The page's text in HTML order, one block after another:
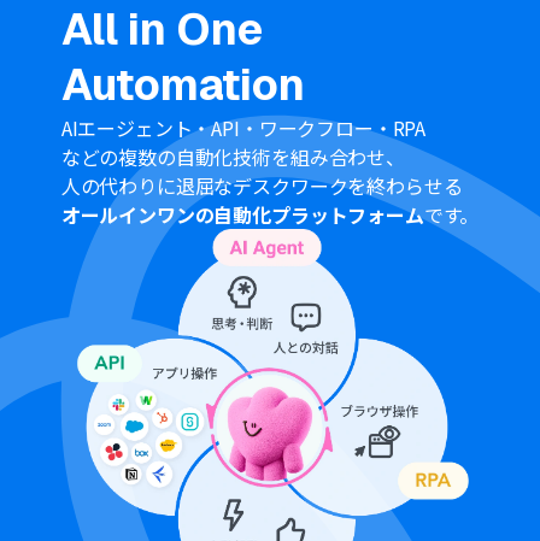
です
Googleフォーム、Dropbox、Google Driveのそれぞれと
Yoomを連携してください。
トリガーは5分、10分、15分、30分、60分の間隔で起動
間隔を選択できます。
プランによって最短の起動間隔が異なりますので、ご注意
ください。
ブラウザを操作するオペレーションはサクセスプランで
のみご利用いただける機能となっております。フリープラ
ン・ミニプラン・チームプランの場合は設定しているフロ
ーボットのオペレーションはエラーとなりますので、ご注
意ください。
サクセスプランなどの有料プランは、2週間の無料トライ
アルを行うことが可能です。無料トライアル中には制限対
象のアプリやブラウザを操作するオペレーションを使用
することができます。
ブラウザを操作するオペレーションの設定方法はこちら
をご参照ください。
Googleフォームをトリガーとして使用した際の回答内容
を取得する方法は
こちら をご参照ください。
All in One
Automation
AIエージェント・API・ワークフロー・RPA
などの複数の自動化技術を組み合わせ、
人の代わりに退屈なデスクワークを終わらせる
オールインワンの自動化プラットフォームです。